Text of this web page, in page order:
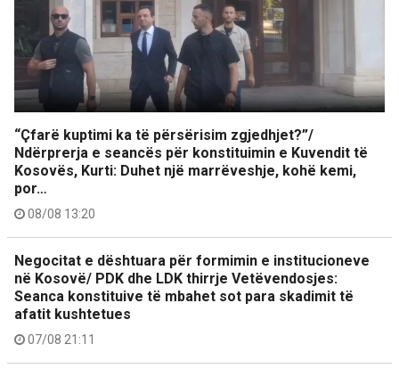
“Çfarë kuptimi ka të përsërisim zgjedhjet?”/
Ndërprerja e seancës për konstituimin e Kuvendit të
Kosovës, Kurti: Duhet një marrëveshje, kohë kemi,
por…
08/08 13:20
Negocitat e dështuara për formimin e institucioneve
në Kosovë/ PDK dhe LDK thirrje Vetëvendosjes:
Seanca konstituive të mbahet sot para skadimit të
afatit kushtetues
07/08 21:11